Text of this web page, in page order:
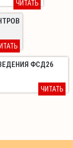
ЧИТАТЬ
ФСД26
ЧИТАТЬ